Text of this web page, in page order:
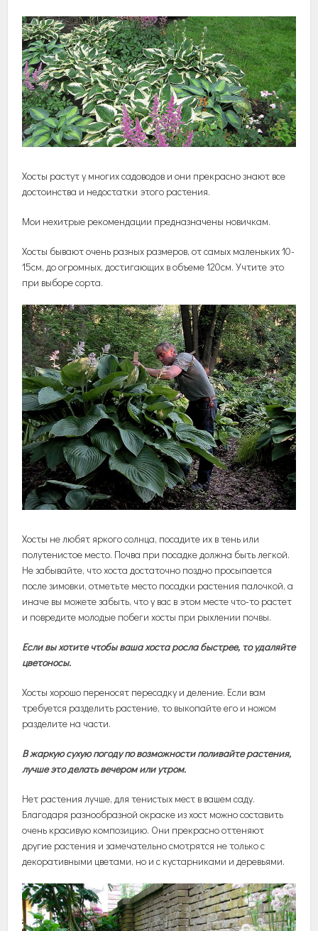
Хосты растут у многих садоводов и они прекрасно знают все
достоинства и недостатки этого растения.
Мои нехитрые рекомендации предназначены новичкам.
Хосты бывают очень разных размеров, от самых маленьких 10-
15см, до огромных, достигающих в объеме 120см. Учтите это
при выборе сорта.
Хосты не любят яркого солнца, посадите их в тень или
полутенистое место. Почва при посадке должна быть легкой.
Не забывайте, что хоста достаточно поздно просыпается
после зимовки, отметьте место посадки растения палочкой, а
иначе вы можете забыть, что у вас в этом месте что-то растет
и повредите молодые побеги хосты при рыхлении почвы.
Если вы хотите чтобы ваша хоста росла быстрее, то удаляйте
цветоносы.
Хосты хорошо переносят пересадку и деление. Если вам
требуется разделить растение, то выкопайте его и ножом
разделите на части.
В жаркую сухую погоду по возможности поливайте растения,
лучше это делать вечером или утром.
Нет растения лучше, для тенистых мест в вашем саду.
Благодаря разнообразной окраске из хост можно составить
очень красивую композицию. Они прекрасно оттеняют
другие растения и замечательно смотрятся не только с
декоративными цветами, но и с кустарниками и деревьями.